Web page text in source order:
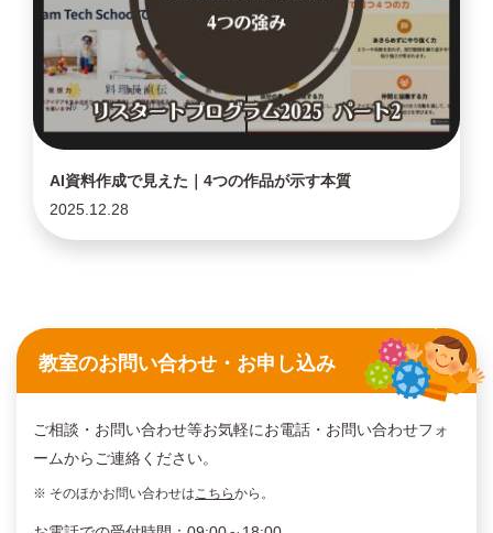
AI資料作成で見えた｜4つの作品が示す本質
2025.12.28
教室のお問い合わせ・お申し込み
ご相談・お問い合わせ等お気軽にお電話・お問い合わせフォ
ームからご連絡ください。
※ そのほかお問い合わせは こちらから。